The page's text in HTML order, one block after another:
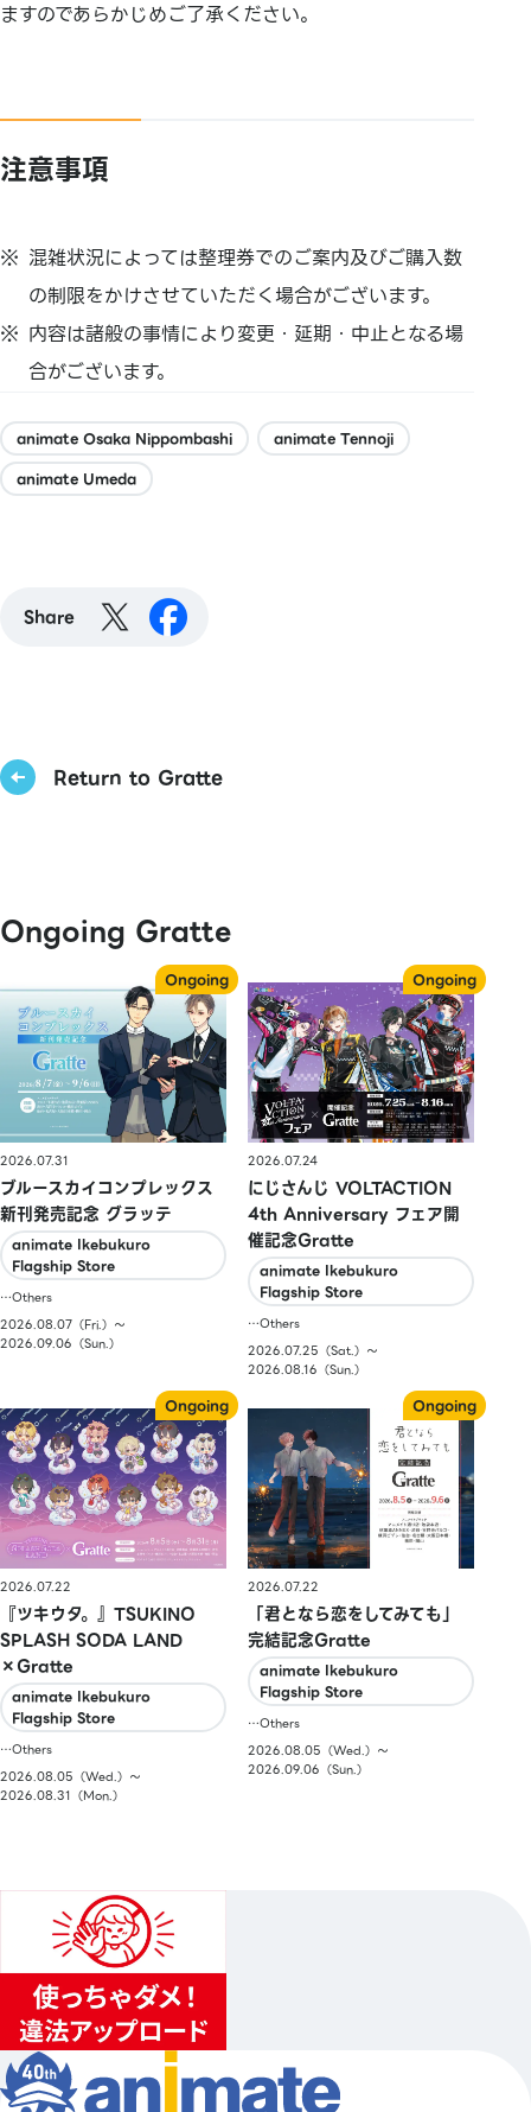
ますのであらかじめご了承ください。
注意事項
混雑状況によっては整理券でのご案内及びご購入数
の制限をかけさせていただく場合がございます。
内容は諸般の事情により変更・延期・中止となる場
合がございます。
animate Osaka Nippombashi
animate Tennoji
animate Umeda
Share
Return to Gratte
Ongoing Gratte
2026.07.31
ブルースカイコンプレックス
新刊発売記念 グラッテ
animate Ikebukuro
Flagship Store
…Others
2026.08.07（Fri.）〜
2026.09.06（Sun.）
2026.07.24
にじさんじ VOLTACTION
4th Anniversary フェア開
催記念Gratte
animate Ikebukuro
Flagship Store
…Others
2026.07.25（Sat.）〜
2026.08.16（Sun.）
2026.07.22
『ツキウタ。』TSUKINO
SPLASH SODA LAND
×Gratte
animate Ikebukuro
Flagship Store
…Others
2026.08.05（Wed.）〜
2026.08.31（Mon.）
2026.07.22
「君となら恋をしてみても」
完結記念Gratte
animate Ikebukuro
Flagship Store
…Others
2026.08.05（Wed.）〜
2026.09.06（Sun.）